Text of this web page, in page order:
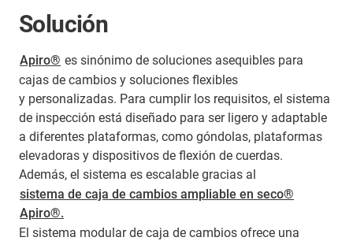
Solución
Apiro® es sinónimo de soluciones asequibles para
cajas de cambios y soluciones flexibles
y personalizadas. Para cumplir los requisitos, el sistema
de inspección está diseñado para ser ligero y adaptable
a diferentes plataformas, como góndolas, plataformas
elevadoras y dispositivos de flexión de cuerdas.
Además, el sistema es escalable gracias al
sistema de caja de cambios ampliable en seco®
Apiro®.
El sistema modular de caja de cambios ofrece una